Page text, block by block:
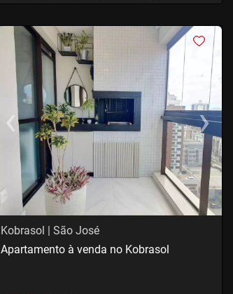
<
‹Previous ›Next
Kobrasol | São José
Apartamento à venda no Kobrasol